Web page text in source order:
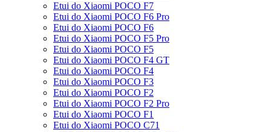
Etui do Xiaomi POCO F7
Etui do Xiaomi POCO F6 Pro
Etui do Xiaomi POCO F6
Etui do Xiaomi POCO F5 Pro
Etui do Xiaomi POCO F5
Etui do Xiaomi POCO F4 GT
Etui do Xiaomi POCO F4
Etui do Xiaomi POCO F3
Etui do Xiaomi POCO F2
Etui do Xiaomi POCO F2 Pro
Etui do Xiaomi POCO F1
Etui do Xiaomi POCO C71